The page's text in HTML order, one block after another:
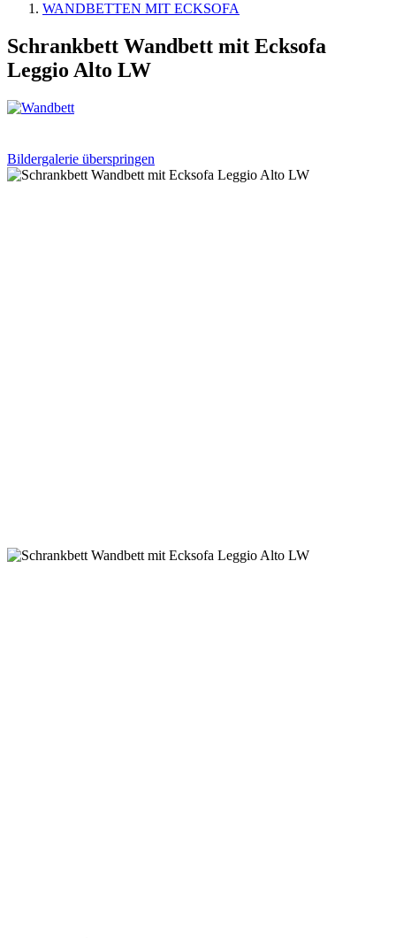
WANDBETTEN MIT ECKSOFA
Schrankbett Wandbett mit Ecksofa
Leggio Alto LW
Bildergalerie überspringen